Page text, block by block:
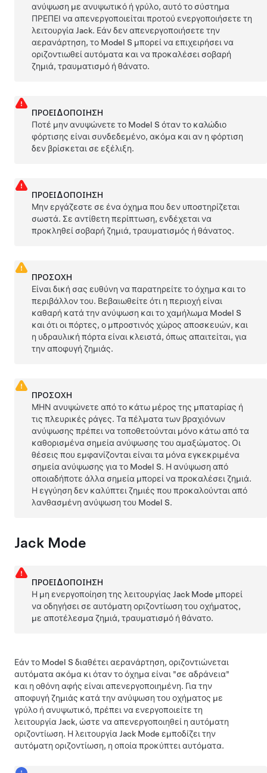
ανύψωση με ανυψωτικό ή γρύλο, αυτό το σύστημα
ΠΡΕΠΕΙ να απενεργοποιείται προτού ενεργοποιήσετε τη
λειτουργία Jack. Εάν δεν απενεργοποιήσετε την
αερανάρτηση, το Model S μπορεί να επιχειρήσει να
οριζοντιωθεί αυτόματα και να προκαλέσει σοβαρή
ζημιά, τραυματισμό ή θάνατο.
ΠΡΟΕΙΔΟΠΟΊΗΣΗ
Ποτέ μην ανυψώνετε το Model S όταν το καλώδιο
φόρτισης είναι συνδεδεμένο, ακόμα και αν η φόρτιση
δεν βρίσκεται σε εξέλιξη.
ΠΡΟΕΙΔΟΠΟΊΗΣΗ
Μην εργάζεστε σε ένα όχημα που δεν υποστηρίζεται
σωστά. Σε αντίθετη περίπτωση, ενδέχεται να
προκληθεί σοβαρή ζημιά, τραυματισμός ή θάνατος.
ΠΡΟΣΟΧΗ
Είναι δική σας ευθύνη να παρατηρείτε το όχημα και το
περιβάλλον του. Βεβαιωθείτε ότι η περιοχή είναι
καθαρή κατά την ανύψωση και το χαμήλωμα Model S
και ότι οι πόρτες, ο μπροστινός χώρος αποσκευών, και
η υδραυλική πόρτα είναι κλειστά, όπως απαιτείται, για
την αποφυγή ζημιάς.
ΠΡΟΣΟΧΗ
ΜΗΝ ανυψώνετε από το κάτω μέρος της μπαταρίας ή
τις πλευρικές ράγες. Τα πέλματα των βραχιόνων
ανύψωσης πρέπει να τοποθετούνται μόνο κάτω από τα
καθορισμένα σημεία ανύψωσης του αμαξώματος. Οι
θέσεις που εμφανίζονται είναι τα μόνα εγκεκριμένα
σημεία ανύψωσης για το Model S. Η ανύψωση από
οποιαδήποτε άλλα σημεία μπορεί να προκαλέσει ζημιά.
Η εγγύηση δεν καλύπτει ζημιές που προκαλούνται από
λανθασμένη ανύψωση του Model S.
Jack Mode
ΠΡΟΕΙΔΟΠΟΊΗΣΗ
Η μη ενεργοποίηση της λειτουργίας Jack Mode μπορεί
να οδηγήσει σε αυτόματη οριζοντίωση του οχήματος,
με αποτέλεσμα ζημιά, τραυματισμό ή θάνατο.
Εάν το Model S διαθέτει αερανάρτηση, οριζοντιώνεται
αυτόματα ακόμα κι όταν το όχημα είναι "σε αδράνεια"
και η οθόνη αφής είναι απενεργοποιημένη. Για την
αποφυγή ζημιάς κατά την ανύψωση του οχήματος με
γρύλο ή ανυψωτικό, πρέπει να ενεργοποιείτε τη
λειτουργία Jack, ώστε να απενεργοποιηθεί η αυτόματη
οριζοντίωση. Η λειτουργία Jack Mode εμποδίζει την
αυτόματη οριζοντίωση, η οποία προκύπτει αυτόματα.